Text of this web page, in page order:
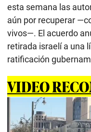
esta semana las
aún por recuperar
vivos—. El acuerdo
retirada israelí a una
ratificación
VIDEO